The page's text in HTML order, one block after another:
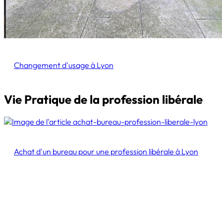
Changement d'usage à Lyon
Vie Pratique de la profession libérale
Achat d'un bureau pour une profession libérale à Lyon